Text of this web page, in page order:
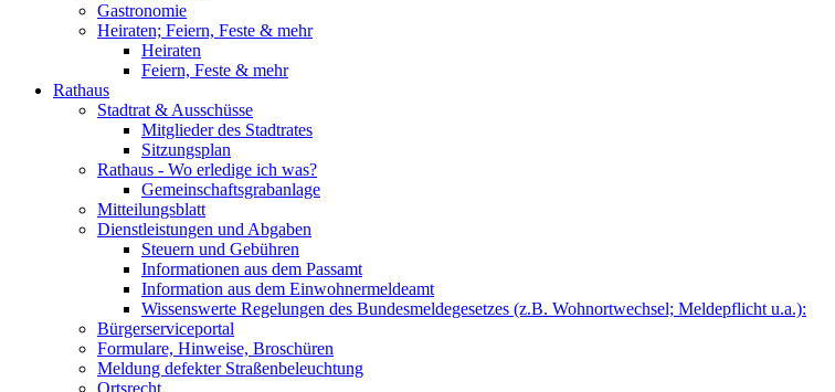
Gastronomie
Heiraten; Feiern, Feste & mehr
Heiraten
Feiern, Feste & mehr
Rathaus
Stadtrat & Ausschüsse
Mitglieder des Stadtrates
Sitzungsplan
Rathaus - Wo erledige ich was?
Gemeinschaftsgrabanlage
Mitteilungsblatt
Dienstleistungen und Abgaben
Steuern und Gebühren
Informationen aus dem Passamt
Information aus dem Einwohnermeldeamt
Wissenswerte Regelungen des Bundesmeldegesetzes (z.B. Wohnortwechsel; Meldepflicht u.a.):
Bürgerserviceportal
Formulare, Hinweise, Broschüren
Meldung defekter Straßenbeleuchtung
Ortsrecht